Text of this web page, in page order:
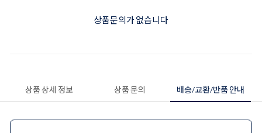
상품문의가 없습니다
상품 상세 정보 상품 문의 배송/교환/반품 안내